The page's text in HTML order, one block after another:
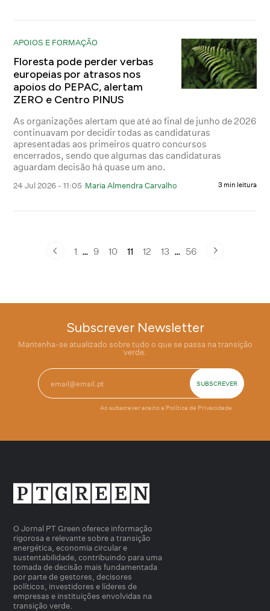
APOIOS E FORMAÇÃO
Floresta pode perder verbas
europeias por atrasos nos
apoios do PEPAC, alertam
ZERO e Centro PINUS
As organizações alertam que até ao final de junho de 2026
continuavam por decidir todas as candidaturas
apresentadas aos primeiros quatro concursos
encerrados, sendo que algumas das candidaturas
aguardam decisão há quase um ano.
24 Jul 2026 - 11:05 Maria Almendra Carvalho 3 min leitura
1 … 9 10 11 12 13 … 56
Subscrever Newsletter
Mantenha-se atualizado sobre tudo o que se passa na transição
verde.
Ao subscrever aceito a Política de Privacidade
O Jornal PT Green oferece informação
rigorosa e relevante sobre a transição
energética, economia circular e
sustentabilidade, contribuindo para uma
tomada de decisão mais fundamentada
por parte de gestores, decisores
políticos, investidores e líderes de
empresas e instituições envolvidas na
transição verde.